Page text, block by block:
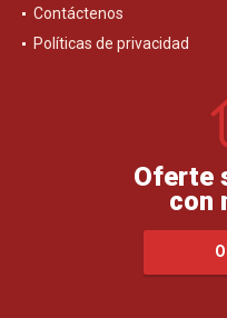
Contáctenos
Políticas de privacidad
Oferte
con